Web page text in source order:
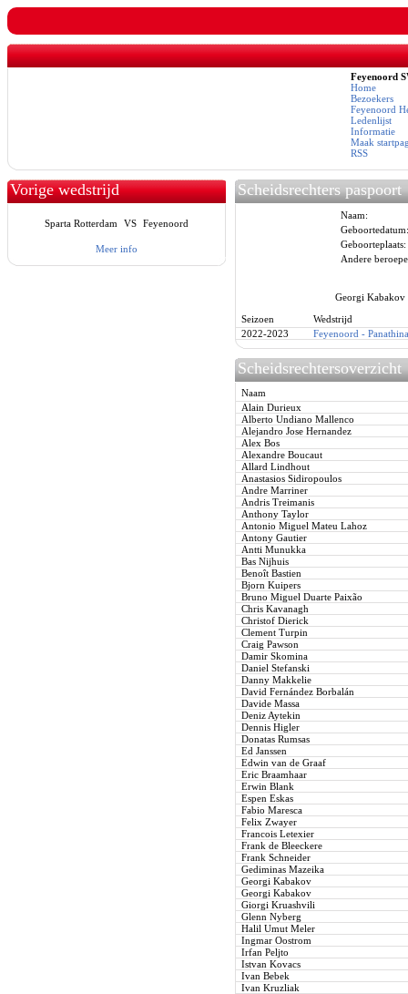
Feyenoord
Home
Bezoekers
Feyenoord
Ledenlijst
Informatie
Maak
RSS
Vorige wedstrijd
Sparta Rotterdam VS Feyenoord
Meer info
Scheidsrechters paspoort
Naam:
Geboortedatum:
Geboorteplaats:
Andere
Georgi Kabakov
Seizoen
Wedstrijd
2022-2023
Feyenoord -
Scheidsrechtersoverzicht
Naam
Alain Durieux
Alberto Undiano Mallenco
Alejandro Jose Hernandez
Alex Bos
Alexandre Boucaut
Allard Lindhout
Anastasios Sidiropoulos
Andre Marriner
Andris Treimanis
Anthony Taylor
Antonio Miguel Mateu Lahoz
Antony Gautier
Antti Munukka
Bas Nijhuis
Benoît Bastien
Bjorn Kuipers
Bruno Miguel Duarte Paixão
Chris Kavanagh
Christof Dierick
Clement Turpin
Craig Pawson
Damir Skomina
Daniel Stefanski
Danny Makkelie
David Fernández Borbalán
Davide Massa
Deniz Aytekin
Dennis Higler
Donatas Rumsas
Ed Janssen
Edwin van de Graaf
Eric Braamhaar
Erwin Blank
Espen Eskas
Fabio Maresca
Felix Zwayer
Francois Letexier
Frank de Bleeckere
Frank Schneider
Gediminas Mazeika
Georgi Kabakov
Georgi Kabakov
Giorgi Kruashvili
Glenn Nyberg
Halil Umut Meler
Ingmar Oostrom
Irfan Peljto
Istvan Kovacs
Ivan Bebek
Ivan Kruzliak